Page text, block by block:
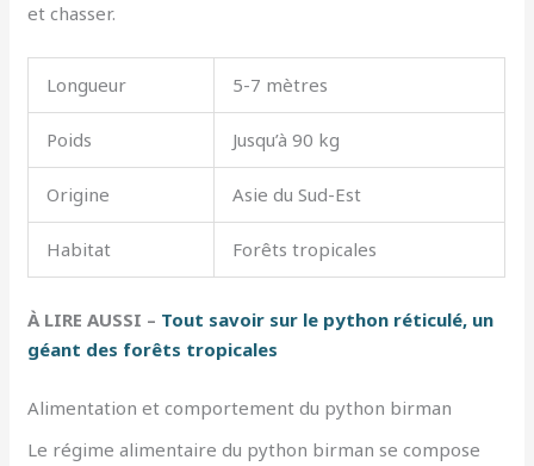
et chasser.
Longueur 5-7 mètres
Poids Jusqu’à 90 kg
Origine Asie du Sud-Est
Habitat Forêts tropicales
À LIRE AUSSI – Tout savoir sur le python réticulé, un
géant des forêts tropicales
Alimentation et comportement du python birman
Le régime alimentaire du python birman se compose